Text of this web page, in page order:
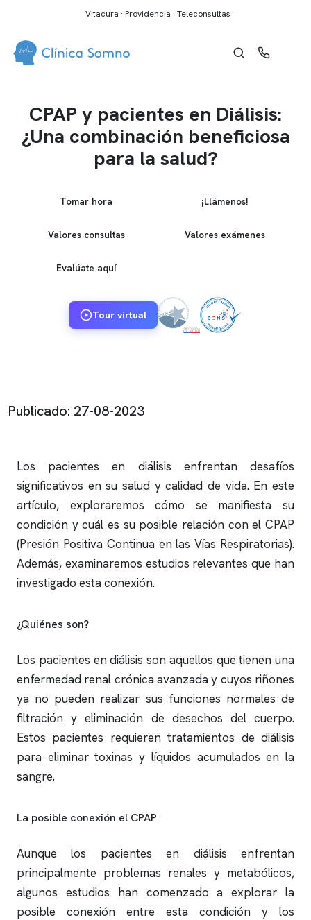
Vitacura · Providencia · Teleconsultas
CPAP y pacientes en Diálisis:
¿Una combinación beneficiosa
para la salud?
Tomar hora ¡Llámenos!
Valores consultas Valores exámenes
Evalúate aquí
Tour virtual
Publicado: 27-08-2023
Los pacientes en diálisis enfrentan desafíos
significativos en su salud y calidad de vida. En este
artículo, exploraremos cómo se manifiesta su
condición y cuál es su posible relación con el CPAP
(Presión Positiva Continua en las Vías Respiratorias).
Además, examinaremos estudios relevantes que han
investigado esta conexión.
¿Quiénes son?
Los pacientes en diálisis son aquellos que tienen una
enfermedad renal crónica avanzada y cuyos riñones
ya no pueden realizar sus funciones normales de
filtración y eliminación de desechos del cuerpo.
Estos pacientes requieren tratamientos de diálisis
para eliminar toxinas y líquidos acumulados en la
sangre.
La posible conexión el CPAP
Aunque los pacientes en diálisis enfrentan
principalmente problemas renales y metabólicos,
algunos estudios han comenzado a explorar la
posible conexión entre esta condición y los